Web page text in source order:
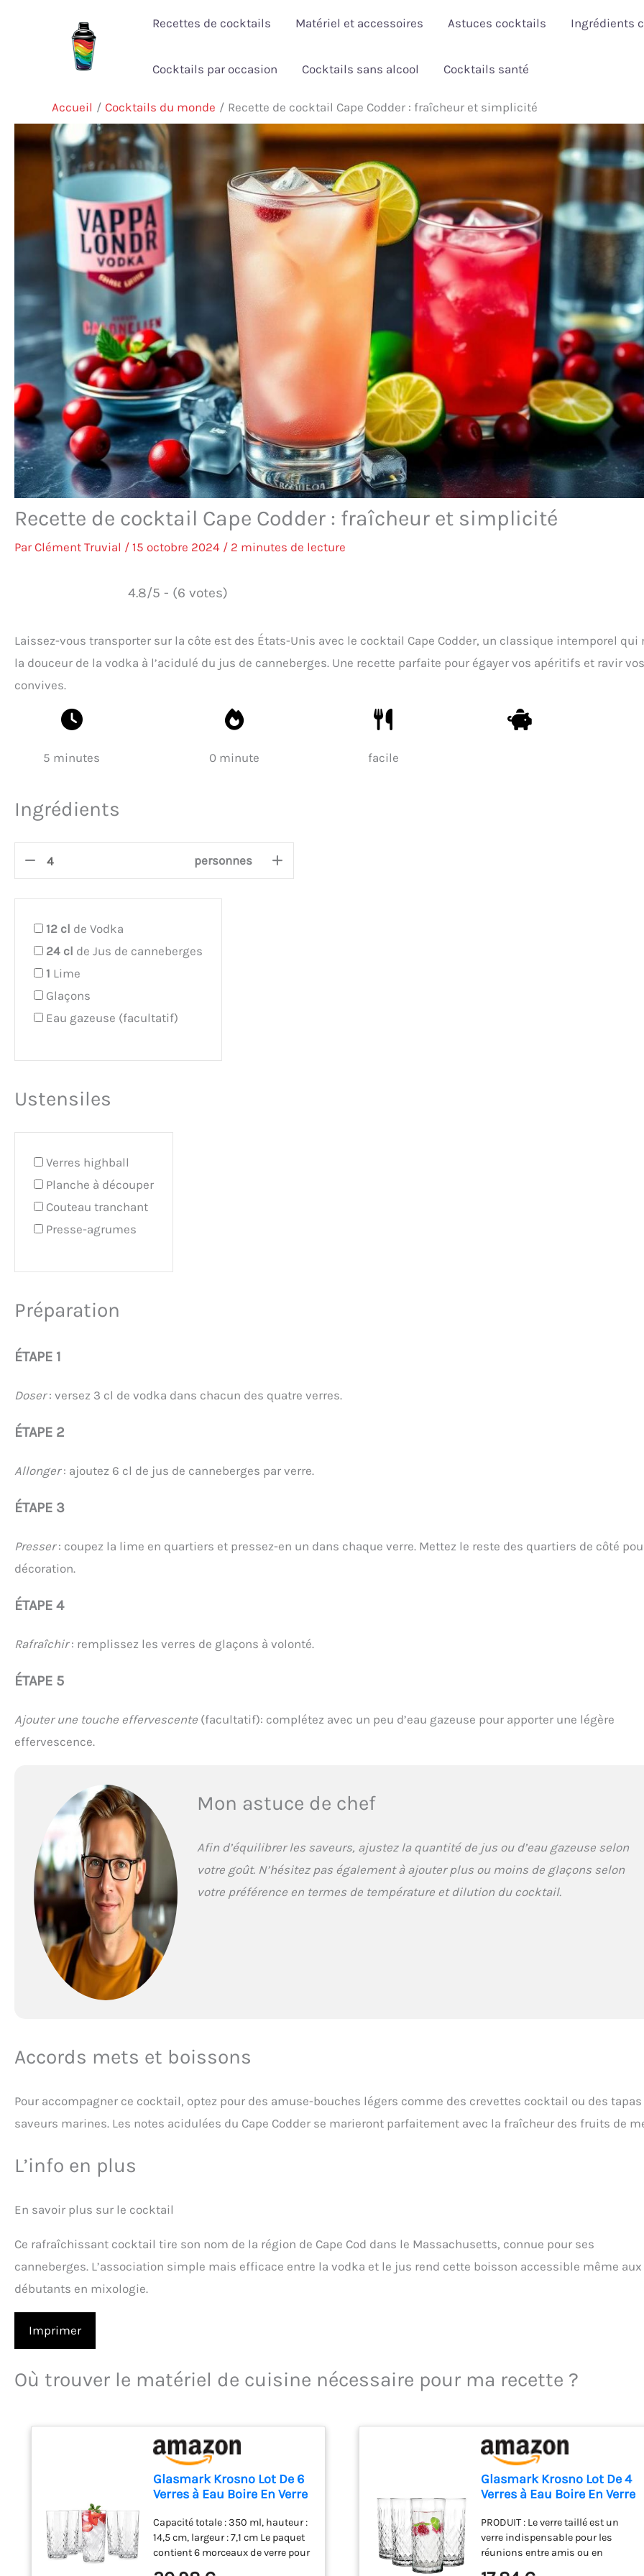
Recettes de cocktails Matériel et accessoires Astuces cocktails Ingrédients
Cocktails par occasion Cocktails sans alcool Cocktails santé
Accueil Cocktails du monde Recette de cocktail Cape Codder : fraîcheur et simplicité
Recette de cocktail Cape Codder : fraîcheur et simplicité
Par Clément Truvial / 15 octobre 2024 / 2 minutes de lecture
4.8/5 - (6 votes)
Laissez-vous transporter sur la côte est des États-Unis avec le cocktail Cape Codder, un classique intemporel qui
la douceur de la vodka à l’acidulé du jus de canneberges. Une recette parfaite pour égayer vos apéritifs et ravir vos
convives.
5 minutes 0 minute facile
Ingrédients
personnes
12 cl de Vodka
24 cl de Jus de canneberges
1 Lime
Glaçons
Eau gazeuse (facultatif)
Ustensiles
Verres highball
Planche à découper
Couteau tranchant
Presse-agrumes
Préparation
ÉTAPE 1
Doser: versez 3 cl de vodka dans chacun des quatre verres.
ÉTAPE 2
Allonger: ajoutez 6 cl de jus de canneberges par verre.
ÉTAPE 3
Presser: coupez la lime en quartiers et pressez-en un dans chaque verre. Mettez le reste des quartiers de côté
décoration.
ÉTAPE 4
Rafraîchir: remplissez les verres de glaçons à volonté.
ÉTAPE 5
Ajouter une touche effervescente (facultatif): complétez avec un peu d’eau gazeuse pour apporter une légère
effervescence.
Mon astuce de chef
Afin d’équilibrer les saveurs, ajustez la quantité de jus ou d’eau gazeuse selon
votre goût. N’hésitez pas également à ajouter plus ou moins de glaçons selon
votre préférence en termes de température et dilution du cocktail.
Accords mets et boissons
Pour accompagner ce cocktail, optez pour des amuse-bouches légers comme des crevettes cocktail ou des
saveurs marines. Les notes acidulées du Cape Codder se marieront parfaitement avec la fraîcheur des fruits de
L’info en plus
En savoir plus sur le cocktail
Ce rafraîchissant cocktail tire son nom de la région de Cape Cod dans le Massachusetts, connue pour ses
canneberges. L’association simple mais efficace entre la vodka et le jus rend cette boisson accessible même aux
débutants en mixologie.
Imprimer
Où trouver le matériel de cuisine nécessaire pour ma recette ?
Glasmark Krosno Lot De 6
Verres à Eau Boire En Verre
De Forme Classique
Résistants Au Lave-
Vaisselle Transparents
Avec Effet Cristallin 6 x
Capacité totale : 350 ml, hauteur :
14,5 cm, largeur : 7,1 cm Le paquet
contient 6 morceaux de verre pour
Glasmark Krosno Lot De 4
Verres à Eau Boire En Verre
De Forme Classique
Résistants Au Lave-
Vaisselle Transparents
Avec Effet Cristallin 4 x
PRODUIT : Le verre taillé est un
verre indispensable pour les
réunions entre amis ou en